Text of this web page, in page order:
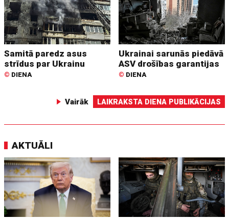
Samitā paredz asus
strīdus par Ukrainu
© DIENA
Ukrainai sarunās piedāvā
ASV drošības garantijas
© DIENA
Vairāk LAIKRAKSTA DIENA PUBLIKĀCIJAS
AKTUĀLI